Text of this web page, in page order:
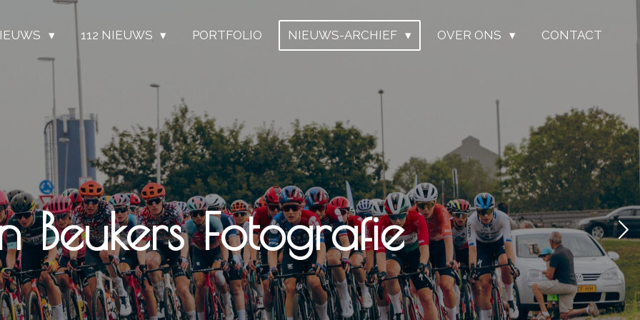
112 NIEUWS PORTFOLIO NIEUWS-ARCHIEF OVER ONS CONTACT
Beukers Fotografie